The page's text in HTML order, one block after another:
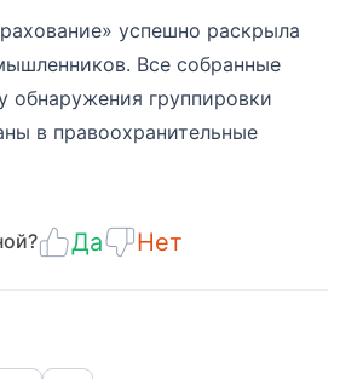
успешно раскрыла
Все собранные
обнаружения группировки
в правоохранительные
Да Нет